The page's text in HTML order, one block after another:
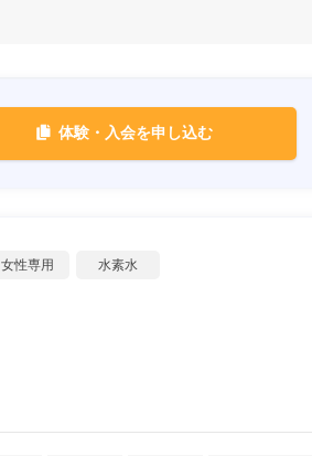
体験・入会を申し込む
女性専用 水素水